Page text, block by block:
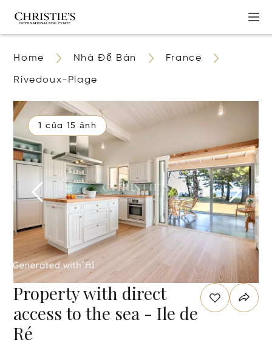
Home Nhà Để Bán France
Rivedoux-Plage
1 của 15 ảnh
Property with direct
access to the sea - Ile de
Ré